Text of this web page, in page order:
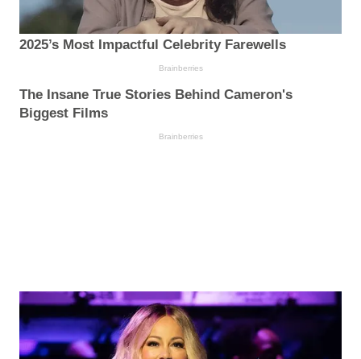
2025’s Most Impactful Celebrity Farewells
Brainberries
The Insane True Stories Behind Cameron's
Biggest Films
Brainberries